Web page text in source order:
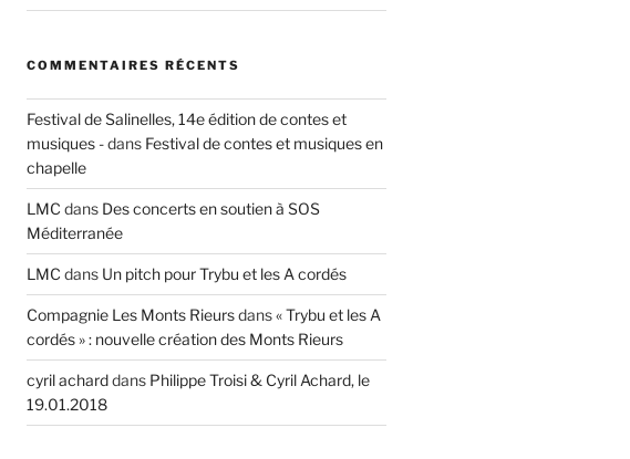
COMMENTAIRES RÉCENTS
Festival de Salinelles, 14e édition de contes et
musiques -dans Festival de contes et musiques en
chapelle
LMC dans Des concerts en soutien à SOS
Méditerranée
LMC dans Un pitch pour Trybu et les A cordés
Compagnie Les Monts Rieursdans« Trybu et les A
cordés » : nouvelle création des Monts Rieurs
cyril acharddans Philippe Troisi & Cyril Achard, le
19.01.2018